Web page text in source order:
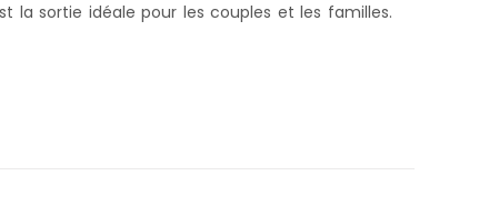
la sortie idéale pour les couples et les familles.